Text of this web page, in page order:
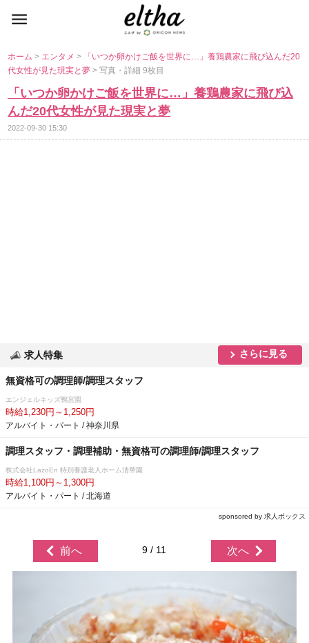
ホーム> エンタメ>
「いつか卵かけご飯を世界に…」養鶏農家に飛び込んだ20
代女性が見た現実と夢> 写真・詳細 9枚目
「いつか卵かけご飯を世界に…」養鶏農家に飛び込
んだ20代女性が見た現実と夢
2022-09-30 15:30
求人特集 さらに見る
無資格可の調理師/調理スタッフ
エンジェルキッズ鴨宮園
時給1,230円～1,250円
アルバイト・パート / 神奈川県
調理スタッフ・調理補助・無資格可の調理師/調理スタッフ
株式会社LazoEn 特別養護老人ホーム清華園
時給1,100円～1,300円
アルバイト・パート / 北海道
sponsored by 求人ボックス
前へ 9 / 11 次へ